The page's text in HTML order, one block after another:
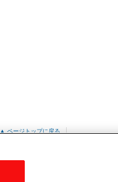
▲ ページトップに戻る